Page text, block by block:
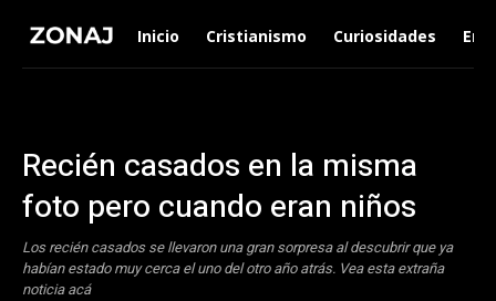
Inicio Cristianismo Curiosidades
Recién casados en la misma
foto pero cuando eran niños
Los recién casados se llevaron una gran sorpresa al descubrir que ya
habí­an estado muy cerca el uno del otro año atrás. Vea esta extraña
noticia acá